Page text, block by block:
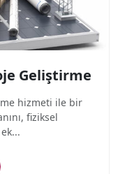
Geliştirme
hizmeti ile bir
fiziksel